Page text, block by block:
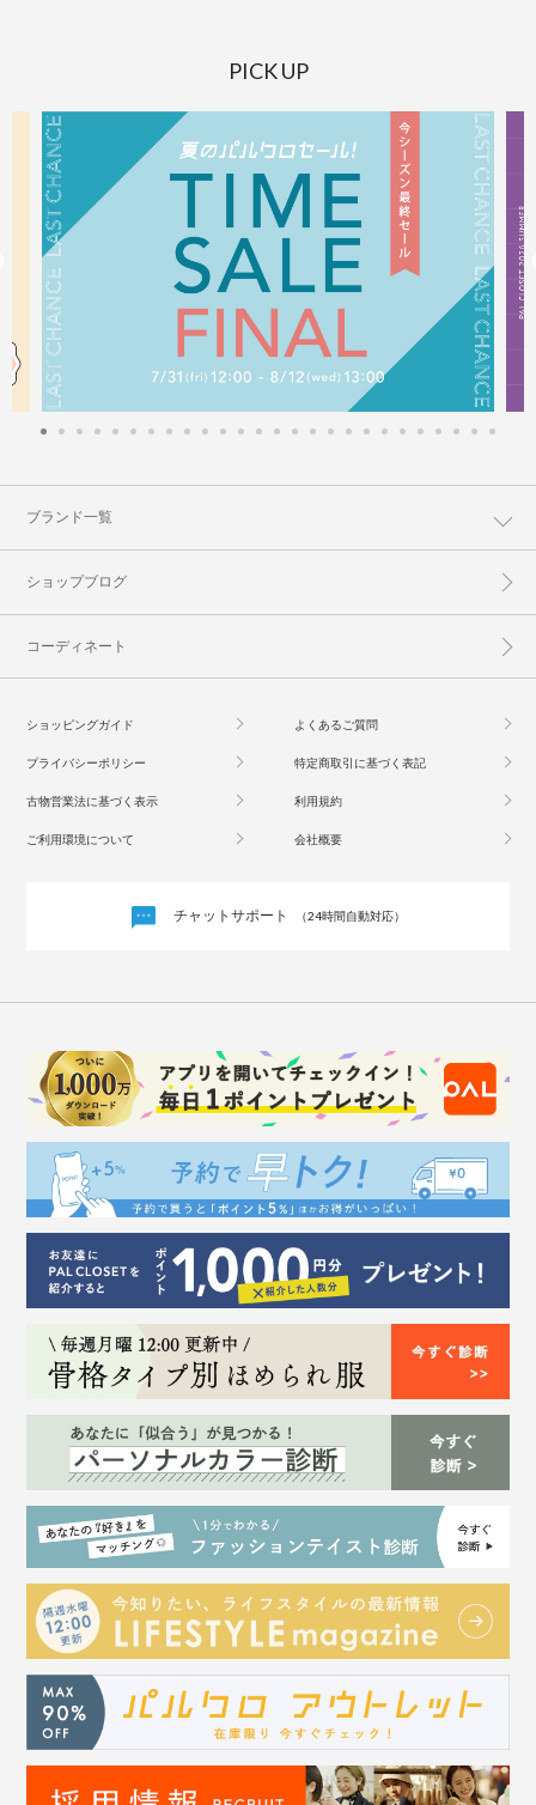
PICK UP
ブランド一覧
ショップブログ
コーディネート
ショッピングガイド よくあるご質問
プライバシーポリシー 特定商取引に基づく表記
古物営業法に基づく表示 利用規約
ご利用環境について 会社概要
チャットサポート （24時間自動対応）